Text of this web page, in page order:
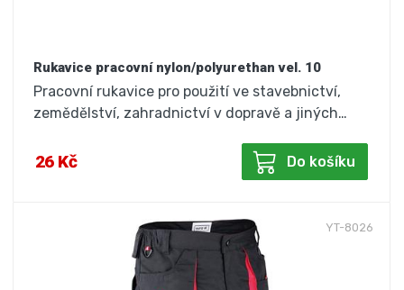
Rukavice pracovní nylon/polyurethan vel. 10
Pracovní rukavice pro použití ve stavebnictví,
zemědělství, zahradnictví v dopravě a jiných…
26 Kč Do košíku
YT-8026